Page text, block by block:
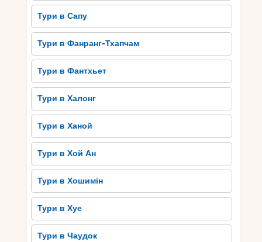
Тури в Сапу
Тури в Фанранг-Тхапчам
Тури в Фантхьет
Тури в Халонг
Тури в Ханой
Тури в Хой Ан
Тури в Хошимін
Тури в Хуе
Тури в Чаудок